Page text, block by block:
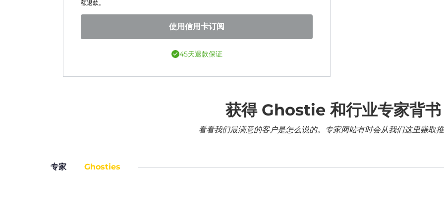
额退款。
使用信用卡订阅
45天退款保证
获得 Ghostie 和行业专家背书
看看我们最满意的客户是怎么说的。专家网站有时会从我们这里赚取推
专家 Ghosties